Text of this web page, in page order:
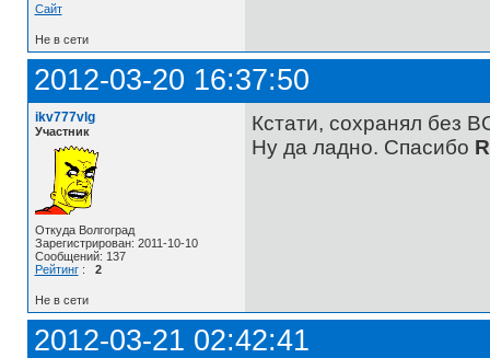
Сайт
Не в сети
2012-03-20 16:37:50
ikv777vlg
Участник
Откуда Волгоград
Зарегистрирован: 2011-10-10
Сообщений: 137
Рейтинг: 2
Кстати, сохранял без
Ну да ладно. Спасибо
Не в сети
2012-03-21 02:42:41